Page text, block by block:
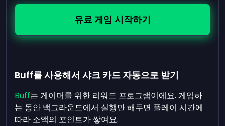
유료 게임 시작하기
Buff를 사용해서 샤크 카드 자동으로 받기
Buff는 게이머를 위한 리워드 프로그램이에요. 게임하
는 동안 백그라운드에서 실행만 해두면 플레이 시간에
따라 소액의 포인트가 쌓여요.